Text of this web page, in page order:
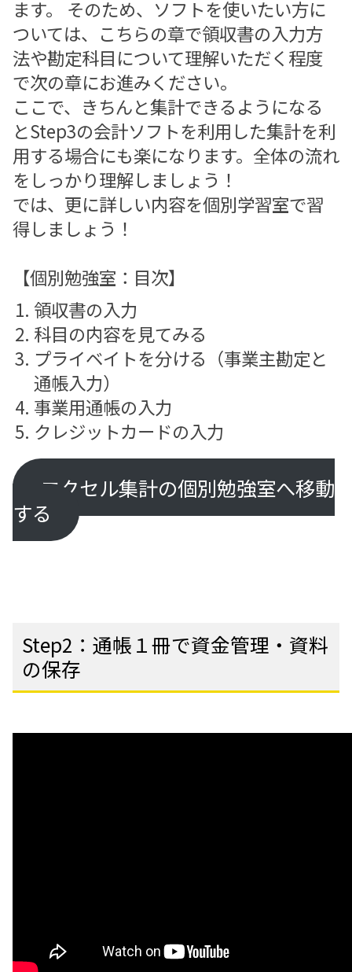
ます。 そのため、ソフトを使いたい方に
ついては、こちらの章で領収書の入力方
法や勘定科目について理解いただく程度
で次の章にお進みください。
ここで、きちんと集計できるようになる
とStep3の会計ソフトを利用した集計を利
用する場合にも楽になります。全体の流れ
をしっかり理解しましょう！
では、更に詳しい内容を個別学習室で習
得しましょう！
【個別勉強室：目次】
領収書の入力
科目の内容を見てみる
プライベイトを分ける（事業主勘定と
通帳入力）
事業用通帳の入力
クレジットカードの入力
エクセル集計の個別勉強室へ移動
する
Step2：通帳１冊で資金管理・資料
の保存